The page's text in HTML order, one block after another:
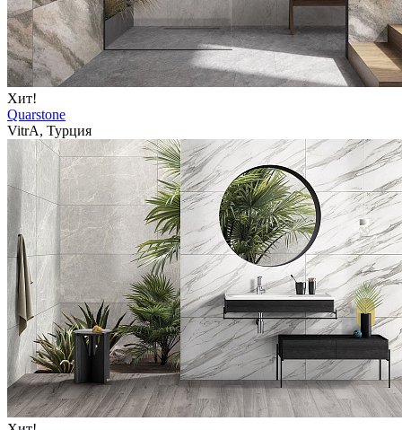
Хит!
Quarstone
VitrA, Турция